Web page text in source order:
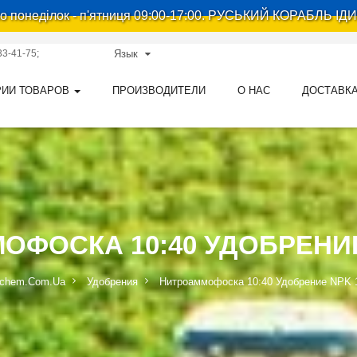
понеділок - п'ятниця 09:00-17:00. РУСЬКИЙ КОРАБЛЬ
41-75 Язык
ТОВАРОВ ПРОИЗВОДИТЕЛИ О НАС
10:40 УДОБРЕНИЕ
Удобрения Нитроаммофоска 10:40 Удобрение NPK